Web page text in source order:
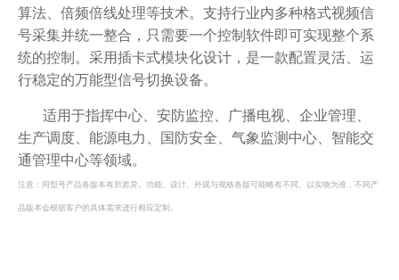
算法、倍频倍线处理等技术。支持行业内多种格式视频信
号采集并统一整合，只需要一个控制软件即可实现整个系
统的控制。采用插卡式模块化设计，是一款配置灵活、运
行稳定的万能型信号切换设备。
适用于指挥中心、安防监控、广播电视、企业管理、
生产调度、能源电力、国防安全、气象监测中心、智能交
通管理中心等领域。
注意： 同型号产品各版本有所差异。功能、设计、外观与规格各版可能略有不同。以实物为准，不同产
品版本会根据客户的具体需求进行相应定制。